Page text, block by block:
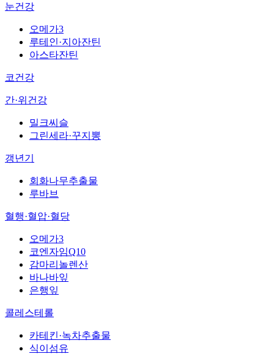
눈건강
오메가3
루테인·지아잔틴
아스타잔틴
코건강
간·위건강
밀크씨슬
그린세라·꾸지뽕
갱년기
회화나무추출물
루바브
혈행·혈압·혈당
오메가3
코엔자임Q10
감마리놀렌산
바나바잎
은행잎
콜레스테롤
카테킨·녹차추출물
식이섬유